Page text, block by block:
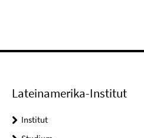
Lateinamerika-Institut
Institut